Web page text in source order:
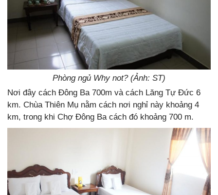
Phòng ngủ Why not? (Ảnh: ST)
Nơi đây cách Đông Ba 700m và cách Lăng Tự Đức 6
km. Chùa Thiên Mụ nằm cách nơi nghỉ này khoảng 4
km, trong khi Chợ Đông Ba cách đó khoảng 700 m.